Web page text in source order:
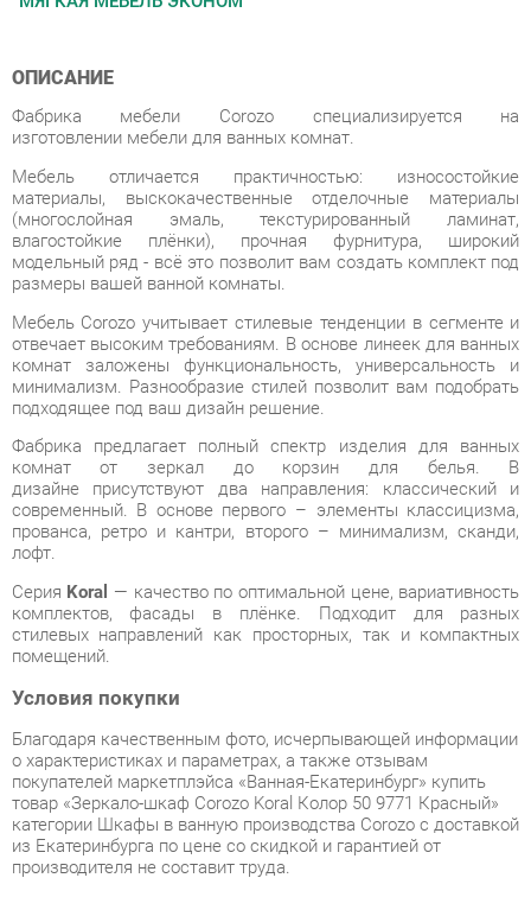
материалы, выскокачественные отделочные материалы
(многослойная эмаль, текстурированный ламинат,
модельный ряд - всё это позволит вам создать комплект под
размеры вашей ванной комнаты.
Мебель Corozo учитывает стилевые тенденции в сегменте и
отвечает высоким требованиям. В основе линеек для ванных
комнат заложены функциональность, универсальность и
минимализм. Разнообразие стилей позволит вам подобрать
подходящее под ваш дизайн решение.
Фабрика предлагает полный спектр изделия для ванных
комнат от зеркал до корзин для белья. В
дизайне присутствуют два направления: классический и
современный. В основе первого – элементы классицизма,
прованса, ретро и кантри, второго – минимализм, сканди,
лофт.
СерияKoral— качество по оптимальной цене, вариативность
комплектов, фасады в плёнке. Подходит для разных
стилевых направлений как просторных, так и компактных
помещений.
Условия покупки
Благодаря качественным фото, исчерпывающей информации
о характеристиках и параметрах, а также отзывам
товар «Зеркало-шкаф Corozo Koral Колор 50 9771 Красный»
из Екатеринбурга по цене со скидкой и гарантией от
производителя не составит труда.
Мы отправляем заказы в доставку ежедневно. Товары из
ассортимента в наличии на складе в Екатеринбурге вы
получите не позднее 48-ми часовс момента оформления
заказа. Дополнительно вы можете заказать подъём на этаж
и сборку мебельных изделий.